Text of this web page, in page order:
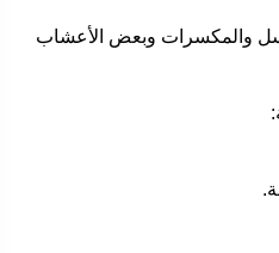
والمكسرات وبعض الأعشاب